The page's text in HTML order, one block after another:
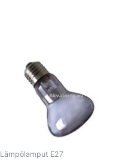
Lämpölamput E27